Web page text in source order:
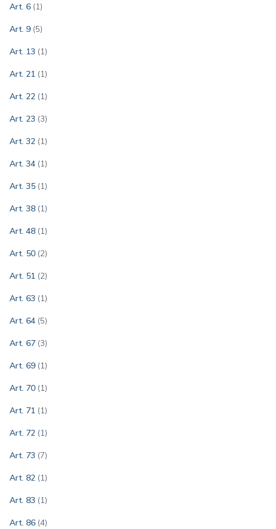
Art. 6 (1)
Art. 9 (5)
Art. 13 (1)
Art. 21 (1)
Art. 22 (1)
Art. 23 (3)
Art. 32 (1)
Art. 34 (1)
Art. 35 (1)
Art. 38 (1)
Art. 48 (1)
Art. 50 (2)
Art. 51 (2)
Art. 63 (1)
Art. 64 (5)
Art. 67 (3)
Art. 69 (1)
Art. 70 (1)
Art. 71 (1)
Art. 72 (1)
Art. 73 (7)
Art. 82 (1)
Art. 83 (1)
Art. 86 (4)